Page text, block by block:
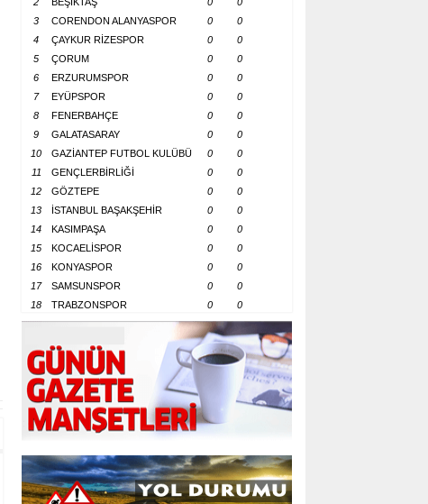
3
CORENDON ALANYASPOR 0
0
4
ÇAYKUR RİZESPOR 0
0
5
ÇORUM 0
0
6
ERZURUMSPOR 0
0
7
EYÜPSPOR 0
0
8
FENERBAHÇE 0
0
9
GALATASARAY 0
0
10
GAZİANTEP FUTBOL KULÜBÜ 0
0
11
GENÇLERBİRLİĞİ 0
0
12
GÖZTEPE 0
0
13
İSTANBUL BAŞAKŞEHİR 0
0
14
KASIMPAŞA 0
0
15
KOCAELİSPOR 0
0
16
KONYASPOR 0
0
17
SAMSUNSPOR 0
0
18
TRABZONSPOR 0 0